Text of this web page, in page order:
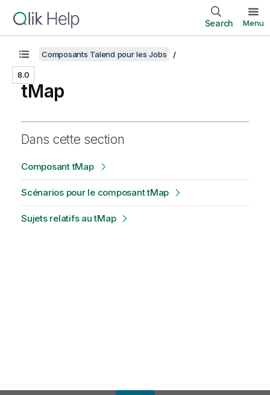
Search Menu
8.0
Composants Talend pour les Jobs
tMap
Dans cette section
Composant tMap
Scénarios pour le composant tMap
Sujets relatifs au tMap